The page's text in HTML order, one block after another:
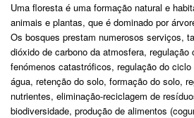
Uma floresta é uma formação natural e
animais e plantas, que é dominado por
Os bosques prestam numerosos serviços,
dióxido de carbono da atmosfera,
fenómenos catastróficos, regulação do
água, retenção do solo, formação do solo,
nutrientes, eliminação-reciclagem de
biodiversidade, produção de alimentos